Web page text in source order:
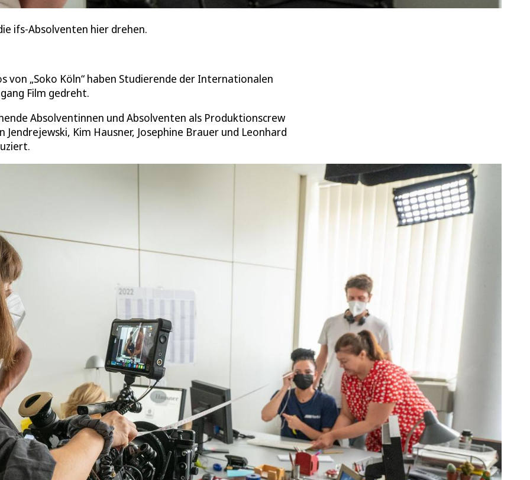
ifs-Absolventen hier drehen.
von „Soko Köln“ haben Studierende der Internationalen
Film gedreht.
Absolventinnen und Absolventen als Produktionscrew
Kim Hausner, Josephine Brauer und Leonhard